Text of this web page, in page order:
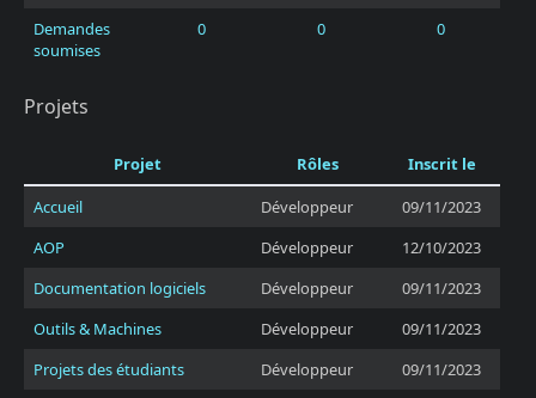
Demandes
soumises
0 0 0
Projets
Projet Rôles
Inscrit le
Accueil
Développeur
09/11/2023
AOP
Développeur
12/10/2023
Documentation logiciels
Développeur
09/11/2023
Outils & Machines
Développeur
09/11/2023
Projets des étudiants
Développeur
09/11/2023